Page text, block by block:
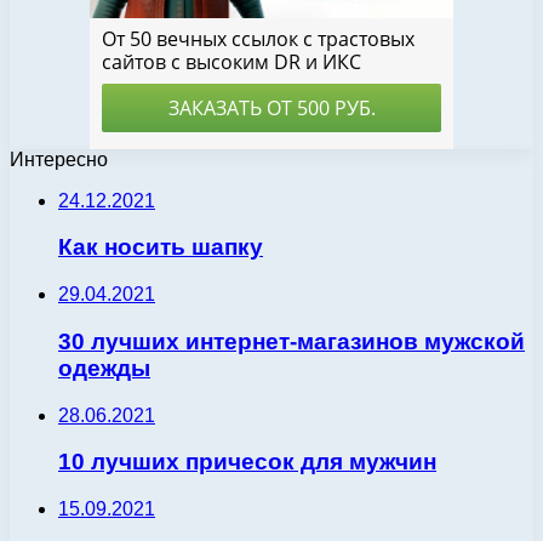
Интересно
24.12.2021
Как носить шапку
29.04.2021
30 лучших интернет-магазинов мужской
одежды
28.06.2021
10 лучших причесок для мужчин
15.09.2021